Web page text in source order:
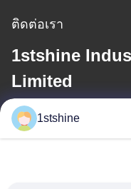
ติดต่อเรา
1stshine
Limited
อีเมล1stshine